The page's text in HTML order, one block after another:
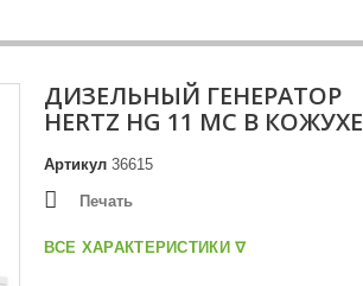
ДИЗЕЛЬНЫЙ ГЕНЕРАТОР
HERTZ HG 11 MC В КОЖУХЕ
Артикул 36615
Печать
ВСЕ ХАРАКТЕРИСТИКИ ᐁ